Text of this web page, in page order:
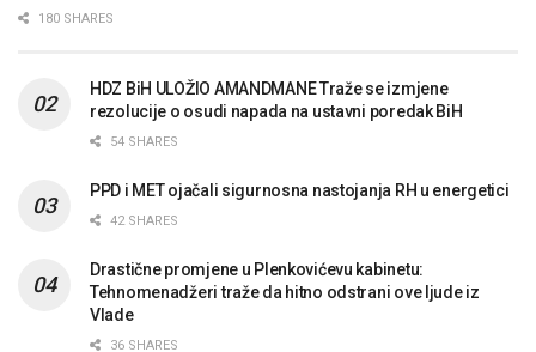
180 SHARES
HDZ BiH ULOŽIO AMANDMANE Traže se izmjene
rezolucije o osudi napada na ustavni poredak BiH
54 SHARES
PPD i MET ojačali sigurnosna nastojanja RH u energetici
42 SHARES
Drastične promjene u Plenkovićevu kabinetu:
Tehnomenadžeri traže da hitno odstrani ove ljude iz
Vlade
36 SHARES